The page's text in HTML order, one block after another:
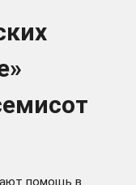
помощь в